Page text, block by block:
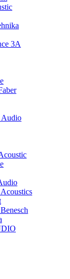
3A
Audio